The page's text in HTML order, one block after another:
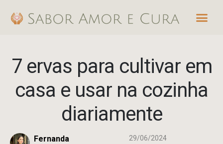
para
7 ervas para cultivar em
casa e usar na cozinha
diariamente
Fernanda
29/06/2024